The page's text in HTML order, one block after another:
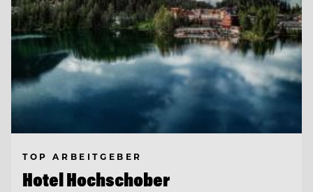
TOP ARBEITGEBER
Hotel Hochschober